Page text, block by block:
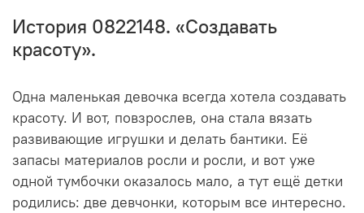
История 0822148. «Создавать
красоту».
Одна маленькая девочка всегда хотела создавать
красоту. И вот, повзрослев, она стала вязать
развивающие игрушки и делать бантики. Её
запасы материалов росли и росли, и вот уже
одной тумбочки оказалось мало, а тут ещё детки
родились: две девчонки, которым все интересно.